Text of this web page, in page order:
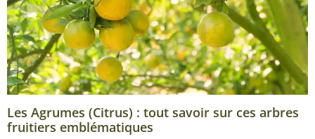
Les Agrumes (Citrus) : tout savoir sur ces arbres
fruitiers emblématiques